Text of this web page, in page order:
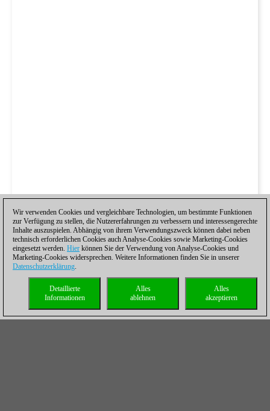
Wir verwenden Cookies und vergleichbare Technologien, um bestimmte Funktionen
zur Verfügung zu stellen, die Nutzererfahrungen zu verbessern und interessengerechte
Inhalte auszuspielen. Abhängig von ihrem Verwendungszweck können dabei neben
technisch erforderlichen Cookies auch Analyse-Cookies sowie Marketing-Cookies
eingesetzt werden. Hier können Sie der Verwendung von Analyse-Cookies und
Marketing-Cookies widersprechen. Weitere Informationen finden Sie in unserer
Datenschutzerklärung.
Alles
akzeptieren
Alles
ablehnen
Detaillierte
Informationen